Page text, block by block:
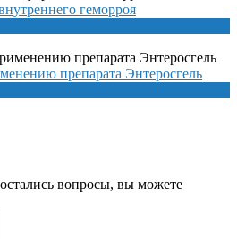
геморроя
препарата Энтеросгель
вопросы, вы можете